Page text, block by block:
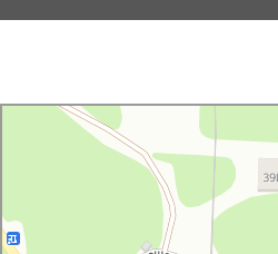
Яндекс Карты — транспорт, навигация, поиск мест